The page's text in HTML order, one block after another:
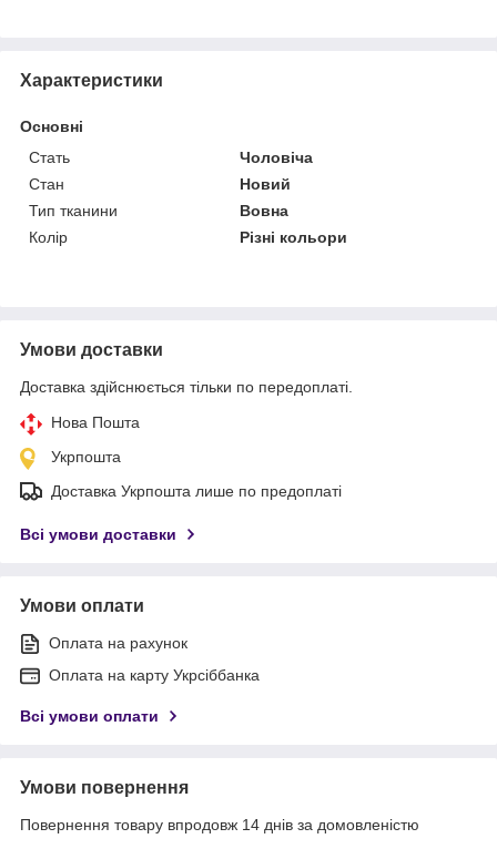
Характеристики
Основні
Стать
Чоловіча
Стан
Новий
Тип тканини
Вовна
Колір
Різні кольори
Умови доставки
Доставка здійснюється тільки по передоплаті.
Нова Пошта
Укрпошта
Доставка Укрпошта лише по предоплаті
Всі умови доставки
Умови оплати
Оплата на рахунок
Оплата на карту Укрсіббанка
Всі умови оплати
Умови повернення
Повернення товару впродовж 14 днів за домовленістю